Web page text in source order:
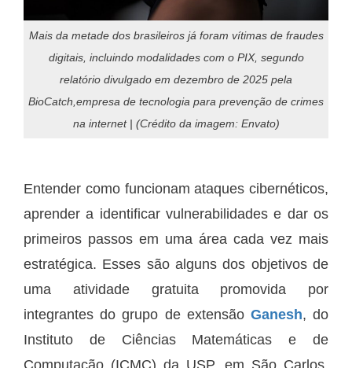
Mais da metade dos brasileiros já foram vítimas de fraudes
digitais, incluindo modalidades com o PIX, segundo
relatório divulgado em dezembro de 2025 pela
BioCatch,empresa de tecnologia para prevenção de crimes
na internet | (Crédito da imagem: Envato)
Entender como funcionam ataques cibernéticos,
aprender a identificar vulnerabilidades e dar os
primeiros passos em uma área cada vez mais
estratégica. Esses são alguns dos objetivos de
uma atividade gratuita promovida por
integrantes do grupo de extensão Ganesh, do
Instituto de Ciências Matemáticas e de